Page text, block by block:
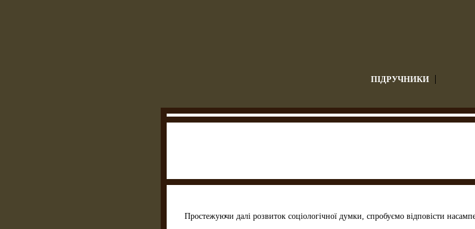
ПІДРУЧНИКИ
Простежуючи далі розвиток соціологічної думки, спробуємо відповісти